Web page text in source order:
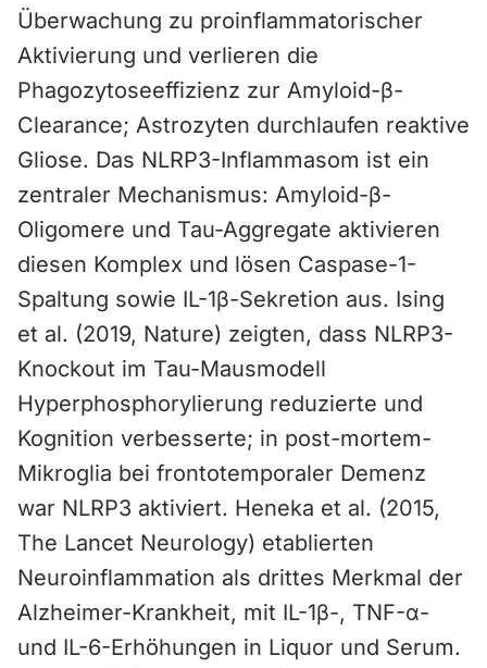
Überwachung zu proinflammatorischer
Aktivierung und verlieren die
Phagozytoseeffizienz zur Amyloid-β-
Clearance; Astrozyten durchlaufen reaktive
Gliose. Das NLRP3-Inflammasom ist ein
zentraler Mechanismus: Amyloid-β-
Oligomere und Tau-Aggregate aktivieren
diesen Komplex und lösen Caspase-1-
Spaltung sowie IL-1β-Sekretion aus. Ising
et al. (2019, Nature) zeigten, dass NLRP3-
Knockout im Tau-Mausmodell
Hyperphosphorylierung reduzierte und
Kognition verbesserte; in post-mortem-
Mikroglia bei frontotemporaler Demenz
war NLRP3 aktiviert. Heneka et al. (2015,
The Lancet Neurology) etablierten
Neuroinflammation als drittes Merkmal der
Alzheimer-Krankheit, mit IL-1β-, TNF-α-
und IL-6-Erhöhungen in Liquor und Serum.